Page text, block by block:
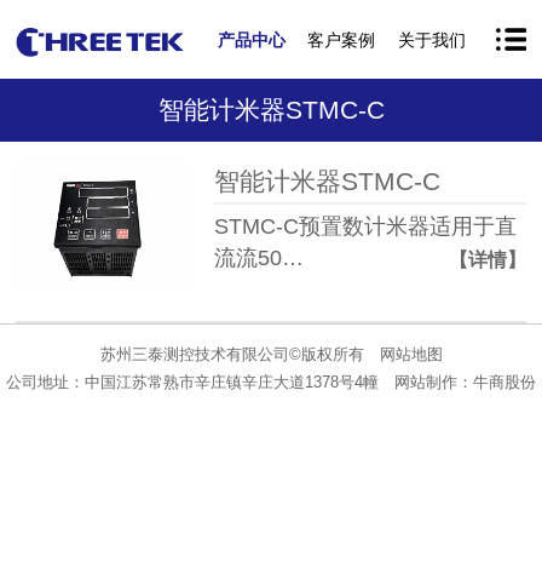
产品中心 客户案例 关于我们
智能计米器STMC-C
智能计米器STMC-C
STMC-C预置数计米器适用于直
流流50…
【详情】
苏州三泰测控技术有限公司©版权所有
网站地图
公司地址：中国江苏常熟市辛庄镇辛庄大道1378号4幢
网站制作： 牛商股份